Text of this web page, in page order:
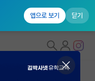
앱으로 보기 닫기